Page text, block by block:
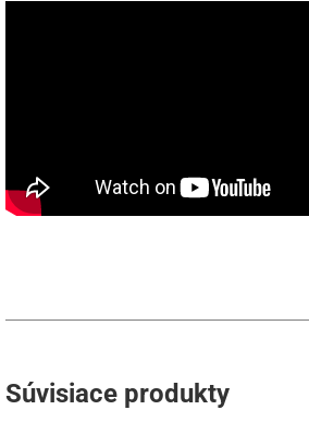
Súvisiace produkty